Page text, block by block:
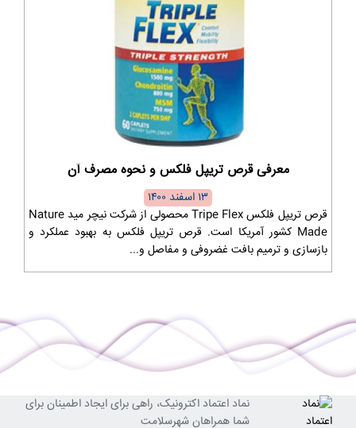
معرفی قرص تریپل فلکس و نحوه مصرف آن
۱۳ اسفند ۱۴۰۰
قرص تریپل فلکس Tripe Flex محصولی از شرکت نیچر مید Nature
Made کشور آمریکا است. قرص تریپل فلکس به بهبود عملکرد و
بازسازی و ترمیم بافت غضروفی و مفاصل و...
نماد اعتماد اکترونیک، راهی برای ایجاد اطمینان برای
شما همراهان شهرسلامت